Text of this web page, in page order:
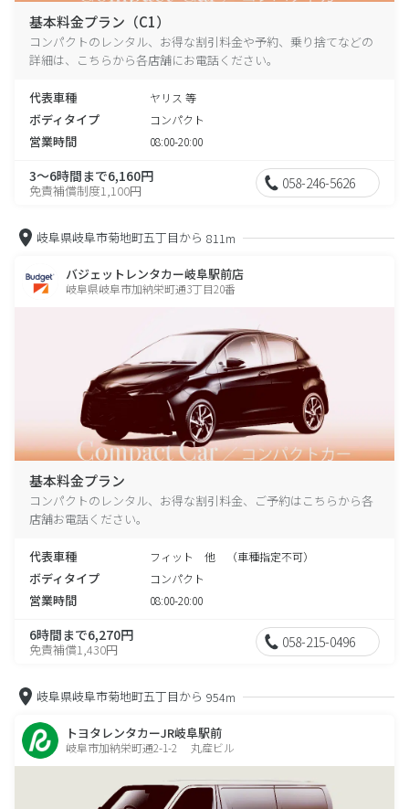
基本料金プラン（C1）
コンパクトのレンタル、お得な割引料金や予約、乗り捨てなどの
詳細は、こちらから各店舗にお電話ください。
代表車種 ヤリス 等
ボディタイプ コンパクト
営業時間 08:00-20:00
3～6時間まで6,160円
免責補償制度1,100円 058-246-5626
岐阜県岐阜市菊地町五丁目から 811m
バジェットレンタカー岐阜駅前店
岐阜県岐阜市加納栄町通3丁目20番
基本料金プラン
コンパクトのレンタル、お得な割引料金、ご予約はこちらから各
店舗お電話ください。
代表車種 フィット 他 （車種指定不可）
ボディタイプ コンパクト
営業時間 08:00-20:00
6時間まで6,270円
免責補償1,430円 058-215-0496
岐阜県岐阜市菊地町五丁目から 954m
トヨタレンタカーJR岐阜駅前
岐阜市加納栄町通2-1-2 丸産ビル